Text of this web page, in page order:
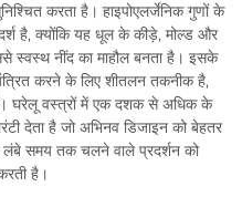
करता है। हाइपोएलर्जेनिक गुणों के
है, क्योंकि यह धूल के कीड़े, मोल्ड और
स्वस्थ नींद का माहौल बनता है। इसके
करने के लिए शीतलन तकनीक है,
घरेलू वस्त्रों में एक दशक से अधिक के
देता है जो अभिनव डिजाइन को बेहतर
लंबे समय तक चलने वाले प्रदर्शन को
है।